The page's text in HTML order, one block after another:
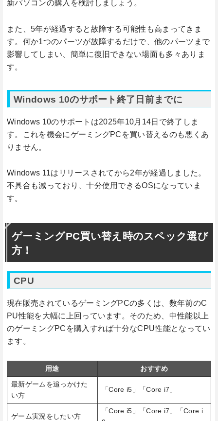
新パソコンの購入を検討しましょう。
また、5年が経過すると故障する可能性も高まってきま
す。何か1つのパーツが故障するだけで、他のパーツまで
影響してしまい、簡単に復旧できない場面も多々ありま
す。
Windows 10のサポート終了日前までに
Windows 10のサポートは2025年10月14日で終了しま
す。これを機会にゲーミングPCを買い替えるのも悪くあ
りません。
Windows 11はリリースされてから2年が経過しました。
不具合も減っており、十分使用できるOSになっていま
す。
ゲーミングPC買い替え時のスペック選び
方！
CPU
現在販売されているゲーミングPCの多くは、数年前のC
PU性能を大幅に上回っています。そのため、中性能以上
のゲーミングPCを購入すれば十分なCPU性能となってい
ます。
用途
おすすめ
最新ゲームを追っかけた
い方
「Core i5」「Core i7」
ゲーム実況をしたい方
「Core i5」「Core i7」「Core i